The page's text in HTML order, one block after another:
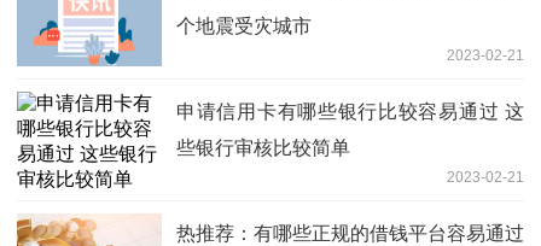
个地震受灾城市
2023-02-21
申请信用卡有哪些银行比较容易通过 这
些银行审核比较简单
2023-02-21
热推荐：有哪些正规的借钱平台容易通过